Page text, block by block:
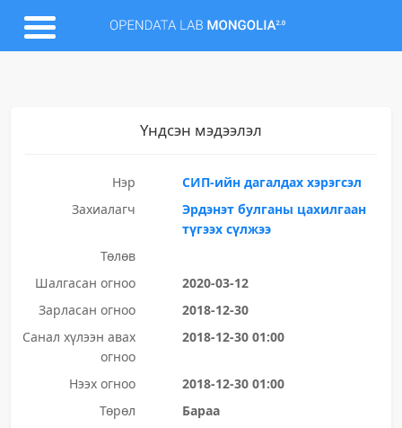
Үндсэн мэдээлэл
Нэр
СИП-ийн дагалдах хэрэгсэл
Захиалагч
Эрдэнэт булганы цахилгаан
түгээх сүлжээ
Төлөв
Шалгасан огноо
2020-03-12
Зарласан огноо
2018-12-30
Санал хүлээн авах
огноо
2018-12-30 01:00
Нээх огноо
2018-12-30 01:00
Төрөл
Бараа